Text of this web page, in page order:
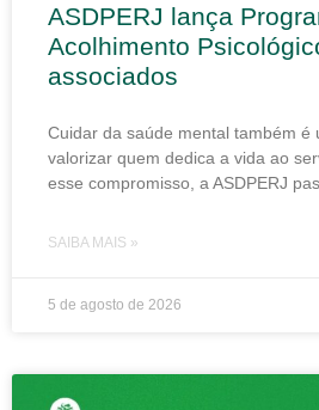
ASDPERJ lança
Acolhimento
associados
Cuidar da saúde mental também é
valorizar quem dedica a vida ao
esse compromisso, a ASDPERJ
SAIBA MAIS »
5 de agosto de 2026